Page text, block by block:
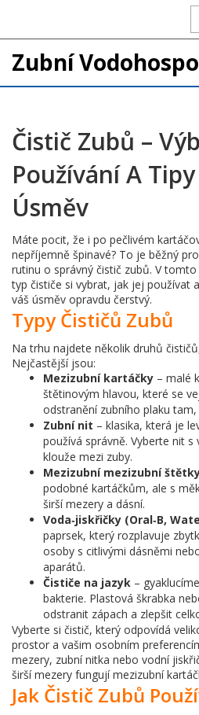
Zubní
Čistič Zubů –
Používání A
Úsměv
Máte pocit, že i po pečlivém
nepříjemně špinavé? To je běžný
rutinu o správný čistič zubů. V
typ čističe si vybrat, jak jej používat
váš úsměv opravdu čerstvý.
Typy Čističů Zubů
Na trhu najdete několik druhů
Nejčastější jsou:
Mezizubní kartáčky – malé
štětinovým hlavou, které se
odstranění zubního plaku
Zubní nit – klasika, která je
používá správně. Vyberte nit s
klouže mezi zuby.
Mezizubní mezizubní
podobné kartáčkům, ale s
širší mezery a dásní.
Voda‑jiskřičky (Oral‑B,
paprsek, který rozplavuje
osoby s citlivými dásněmi
aparátů.
Čističe na jazyk –
bakterie. Plastová škrabka
odstranit zápach a zlepšit
Vyberte si čistič, který odpovídá
prostor a vašim osobním
mezery, zubní nitka nebo vodní
širší mezery fungují mezizubní
Jak Čistič Zubů